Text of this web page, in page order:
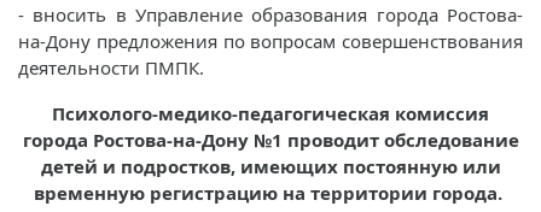
- вносить в Управление образования города Ростова-
на-Дону предложения по вопросам совершенствования
деятельности ПМПК.
Психолого-медико-педагогическая комиссия
города Ростова-на-Дону №1 проводит обследование
детей и подростков, имеющих постоянную или
временную регистрацию на территории города.